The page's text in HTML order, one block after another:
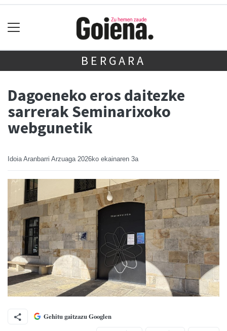
BERGARA
Dagoeneko eros daitezke
sarrerak Seminarixoko
webgunetik
Idoia Aranbarri Arzuaga 2026ko ekainaren 3a
Gehitu gaitzazu Googlen